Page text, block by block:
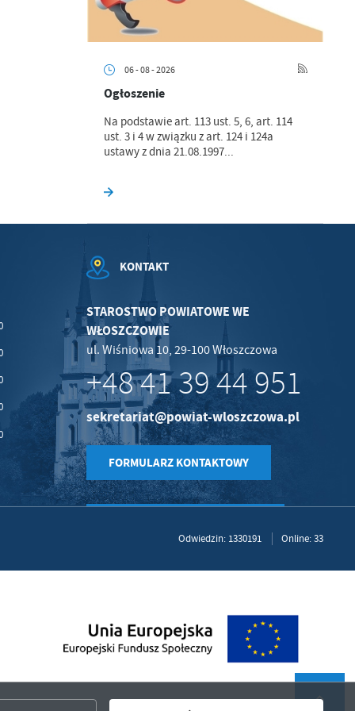
06 - 08 - 2026
Ogłoszenie
Na podstawie art. 113 ust. 5, 6, art. 114
ust. 3 i 4 w związku z art. 124 i 124a
ustawy z dnia 21.08.1997...
KONTAKT
STAROSTWO POWIATOWE WE
WŁOSZCZOWIE
ul. Wiśniowa 10, 29-100 Włoszczowa
+48 41 39 44 951
sekretariat@powiat-wloszczowa.pl
FORMULARZ KONTAKTOWY
Odwiedzin: 1330191 Online: 33